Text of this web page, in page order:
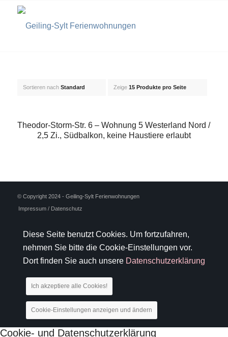
Sortieren nach Standard Zeige 15 Produkte pro Seite
Theodor-Storm-Str. 6 – Wohnung 5 Westerland Nord /
2,5 Zi., Südbalkon, keine Haustiere erlaubt
© Copyright 2024 - Geiling-Sylt Ferienwohnungen
Impressum / Datenschutz
Diese Seite benutzt Cookies. Um fortzufahren,
nehmen Sie bitte die Cookie-Einstellungen vor.
Dort finden Sie auch unsere Datenschutzerklärung
Ich akzeptiere alle Cookies!
Cookie-Einstellungen anzeigen und ändern
Cookie- und Datenschutzerklärung